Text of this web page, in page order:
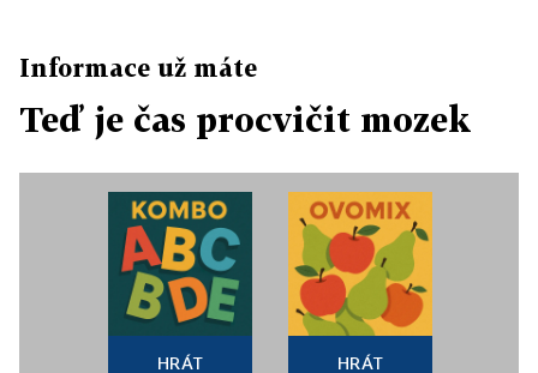
Informace už máte
Teď je čas procvičit mozek
HRÁT HRÁT